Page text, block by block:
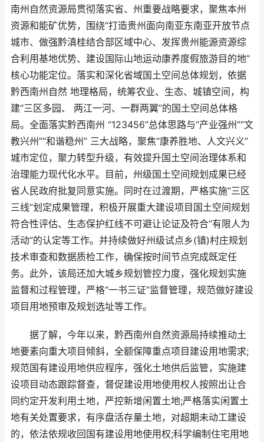
南州自然资源局贯彻落实省、州重要战略要求，聚焦本州
资源和能矿优势，围绕“打造贵州面向南亚东南亚开放节点
城市、做强黔滇桂结合部区域中心、发挥贵州能源资源综
合利用基地优势、建设国际山地运动康养度假旅游目的地”
核心功能定位。落实和深化省域国土空间总体规划，依据
黔西南州自然 地理格局，统筹农业、生态、城镇空间，构
建“三区多园、 两江一河、一群两翼”的国土空间总体格
局。全面落实黔西南州 “123456”总体思路与“产业强州”“文
教兴州”“和谐稳州” 三大战略，聚焦“康养胜地、人文兴义”
城市定位，聚力转型升级，有效提升国土空间治理体系和
治理能力现代化水平。目前，州级国土空间规划成果已经
省人民政府批复同意实施。同时在过渡期，严格实施“三区
三线”划定成果管理，积极开展重大建设项目国土空间规划
符合性评估、生态保护红线不可避让论证及符合“有限人为
活动”的认定等工作。并持续做好州级试点乡(镇)村庄规划
技术审查和数据质检工作，确保按时间节点完成既定任
务。此外，该局还加大城乡规划管控力度，强化规划实施
监督和过程管理，严格“一书三证”监督管理，规范做好建设
项目用地预审及规划选址等工作。
据了解，今年以来，黔西南州自然资源局持续推动土
地要素向重大项目倾斜，全额保障重点项目建设用地需求;
规范国有建设用地供应程序，强化土地供后监管，实施建
设项目动态跟踪督查，督促建设用地使用权人按照出让合
同约定开发利用土地，严控新增闲置土地;严格落实闲置土
地有关处置要求，有序盘活存量土地，对超期未动工建设
的，依法依规收回国有建设用地使用权;科学编制住宅用地